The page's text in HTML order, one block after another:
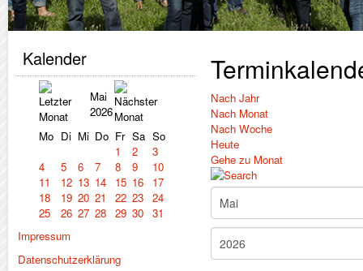
Kalender
Mai
2026
Mo Di Mi Do Fr Sa So
1
2
3
4
5 6 7 8 9
10
11
12 13 14 15 16
17
18
19 20 21 22 23
24
25
26 27 28 29 30
31
Impressum
Datenschutzerklärung
Nach Jahr
Nach Monat
Nach Woche
Heute
Gehe zu Monat